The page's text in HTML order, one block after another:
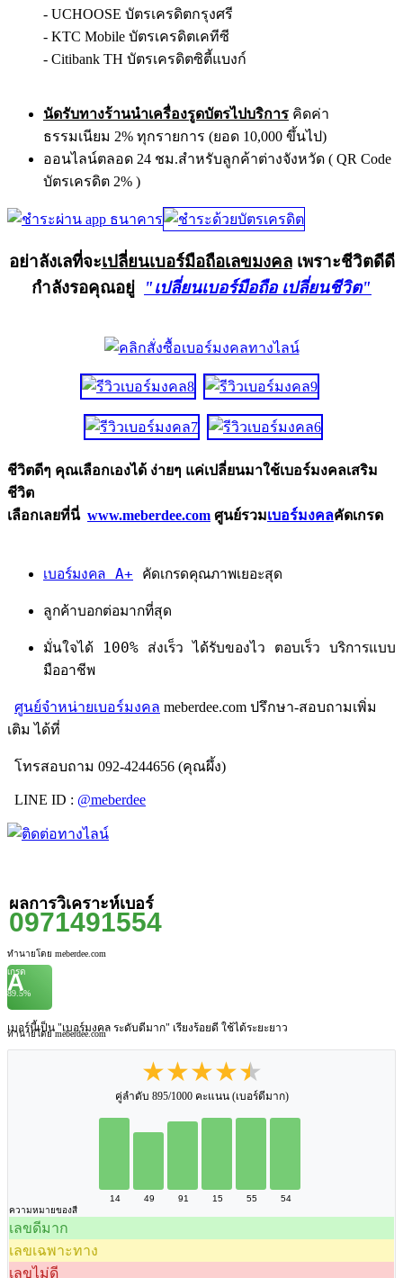
- UCHOOSE บัตรเครดิตกรุงศรี
- KTC Mobile บัตรเครดิตเคทีซี
- Citibank TH บัตรเครดิตซิตี้แบงก์
นัดรับทางร้านนำเครื่องรูดบัตรไปบริการ คิดค่า
ธรรมเนียม 2% ทุกรายการ (ยอด 10,000 ขึ้นไป)
ออนไลน์ตลอด 24 ชม.สำหรับลูกค้าต่างจังหวัด ( QR Code
บัตรเครดิต 2% )
อย่าลังเลที่จะเปลี่ยนเบอร์มือถือเลขมงคลเพราะชีวิตดีดี
กำลังรอคุณอยู่
"เปลี่ยนเบอร์มือถือ เปลี่ยนชีวิต"
ชีวิตดีๆ คุณเลือกเองได้ ง่ายๆ แค่เปลี่ยนมาใช้เบอร์มงคลเสริม
ชีวิต
เลือกเลยที่นี่ www.meberdee.com ศูนย์รวมเบอร์มงคลคัดเกรด
เบอร์มงคล A+ คัดเกรดคุณภาพเยอะสุด
ลูกค้าบอกต่อมากที่สุด
มั่นใจได้ 100% ส่งเร็ว ได้รับของไว ตอบเร็ว บริการแบบ
มืออาชีพ
ศูนย์จำหน่ายเบอร์มงคล meberdee.com ปรึกษา-สอบถามเพิ่ม
เติม ได้ที่
โทรสอบถาม 092-4244656 (คุณผึ้ง)
LINE ID : @meberdee
ผลการวิเคราะห์เบอร์
0971491554
ทำนายโดย meberdee.com
เกรด
A
89.5%
เบอร์นี้เป็น "เบอร์มงคล ระดับดีมาก" เรียงร้อยดี ใช้ได้ระยะยาว
ทำนายโดย meberdee.com
★★★★★
คู่ลำดับ 895/1000 คะแนน (เบอร์ดีมาก)
14 49 91 15 55
54
ความหมายของสี
เลขดีมาก
เลขเฉพาะทาง
เลขไม่ดี